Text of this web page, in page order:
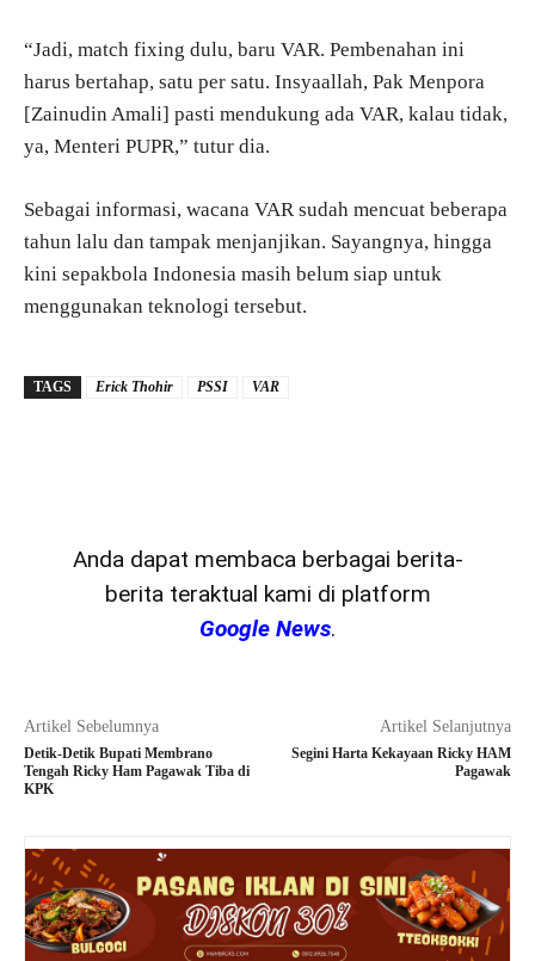
“Jadi, match fixing dulu, baru VAR. Pembenahan ini
harus bertahap, satu per satu. Insyaallah, Pak Menpora
[Zainudin Amali] pasti mendukung ada VAR, kalau tidak,
ya, Menteri PUPR,” tutur dia.
Sebagai informasi, wacana VAR sudah mencuat beberapa
tahun lalu dan tampak menjanjikan. Sayangnya, hingga
kini sepakbola Indonesia masih belum siap untuk
menggunakan teknologi tersebut.
TAGS Erick Thohir PSSI VAR
Anda dapat membaca berbagai berita-
berita teraktual kami di platform
Google News.
Artikel Sebelumnya
Detik-Detik Bupati Membrano
Tengah Ricky Ham Pagawak Tiba di
KPK
Artikel Selanjutnya
Segini Harta Kekayaan Ricky HAM
Pagawak